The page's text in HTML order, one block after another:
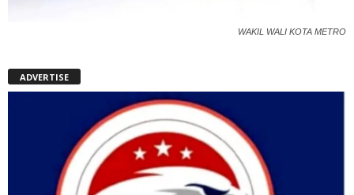
WAKIL WALI KOTA METRO
ADVERTISE